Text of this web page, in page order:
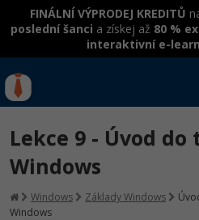
FINÁLNÍ VÝPRODEJ KREDITŮ
poslední šanci a získej až 80 %
interaktivní e-
hrazené úřadem práce
Workshopy zdarma
Kurzy IT profesí
Přihlásit se | Registrovat
Lekce 9 - Úvod
Windows
Windows Základy Windows
Windows